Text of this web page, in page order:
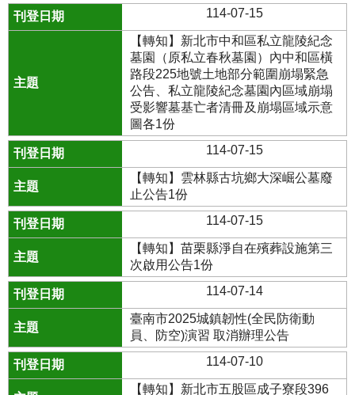
114-07-15
【轉知】新北市中和區私立龍陵紀念
墓園（原私立春秋墓園）內中和區橫
路段225地號土地部分範圍崩塌緊急
公告、私立龍陵紀念墓園內區域崩塌
受影響墓基亡者清冊及崩塌區域示意
圖各1份
114-07-15
【轉知】雲林縣古坑鄉大深崛公墓廢
止公告1份
114-07-15
【轉知】苗栗縣淨自在殯葬設施第三
次啟用公告1份
114-07-14
臺南市2025城鎮韌性(全民防衛動
員、防空)演習 取消辦理公告
114-07-10
【轉知】新北市五股區成子寮段396